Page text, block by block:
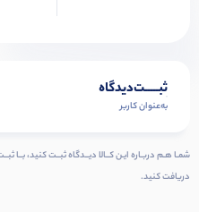
ثبـــــت‌دیدگاه
به‌عنوان کاربر
دریافت کنید.